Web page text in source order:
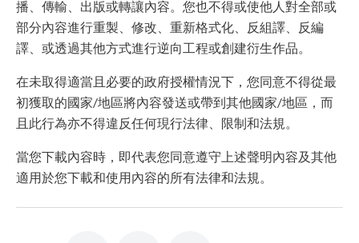
播、傳輸、出版或轉讓內容。您也不得或使他人對全部或
部分內容進行重製、修改、重新格式化、反組譯、反編
譯、或透過其他方式進行逆向工程或創建衍生作品。
在未取得適當且必要的政府授權情況下，您同意不得從最
初獲取的國家/地區將內容發送或帶到其他國家/地區，而
且此行為亦不得違反任何現行法律、限制和法規。
當您下載內容時，即代表您同意遵守上述聲明內容及其他
適用於您下載和使用內容的所有法律和法規。